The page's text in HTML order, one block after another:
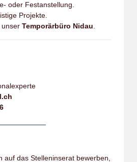
oder Festanstellung.
Projekte.
unser Temporärbüro Nidau
auf das Stelleninserat bewerben,